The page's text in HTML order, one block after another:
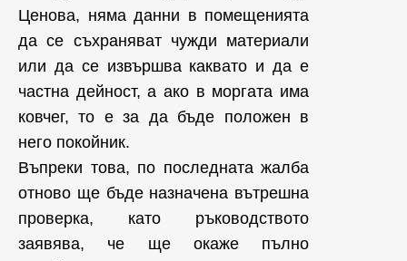
Ценова, няма данни в помещенията
да се съхраняват чужди материали
или да се извършва каквато и да е
частна дейност, а ако в моргата има
ковчег, то е за да бъде положен в
него покойник.
Въпреки това, по последната жалба
отново ще бъде назначена вътрешна
проверка, като ръководството
заявява, че ще окаже пълно